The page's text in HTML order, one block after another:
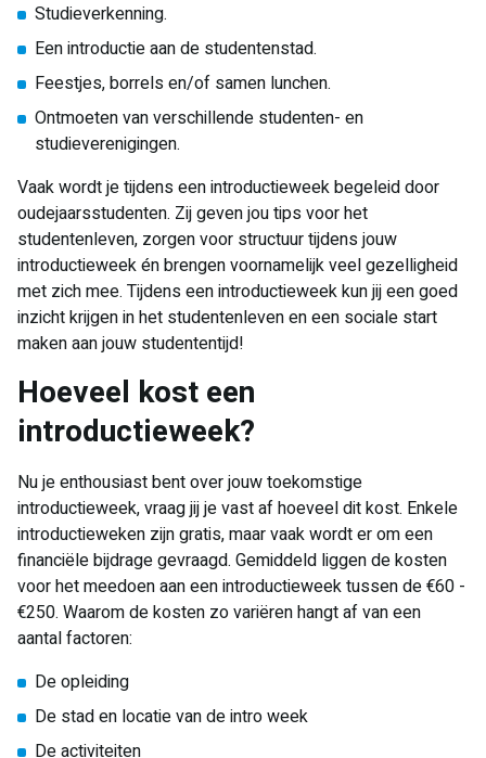
Studieverkenning.
Een introductie aan de studentenstad.
Feestjes, borrels en/of samen lunchen.
Ontmoeten van verschillende studenten- en
studieverenigingen.
Vaak wordt je tijdens een introductieweek begeleid door
oudejaarsstudenten. Zij geven jou tips voor het
studentenleven, zorgen voor structuur tijdens jouw
introductieweek én brengen voornamelijk veel gezelligheid
met zich mee. Tijdens een introductieweek kun jij een goed
inzicht krijgen in het studentenleven en een sociale start
maken aan jouw studententijd!
Hoeveel kost een
introductieweek?
Nu je enthousiast bent over jouw toekomstige
introductieweek, vraag jij je vast af hoeveel dit kost. Enkele
introductieweken zijn gratis, maar vaak wordt er om een
financiële bijdrage gevraagd. Gemiddeld liggen de kosten
voor het meedoen aan een introductieweek tussen de €60 -
€250. Waarom de kosten zo variëren hangt af van een
aantal factoren:
De opleiding
De stad en locatie van de intro week
De activiteiten